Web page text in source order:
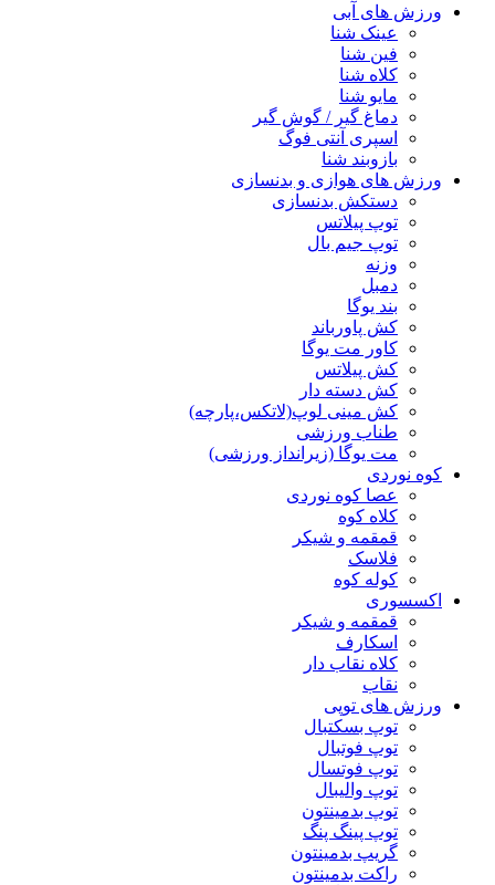
ورزش های آبی
عینک شنا
فین شنا
کلاه شنا
مایو شنا
دماغ گیر / گوش گیر
اسپری آنتی فوگ
بازوبند شنا
ورزش های هوازی و بدنسازی
دستکش بدنسازی
توپ پیلاتس
توپ جیم بال
وزنه
دمبل
بند یوگا
کش پاورباند
کاور مت یوگا
کش پیلاتس
کش دسته دار
کش مینی لوپ(لاتکس،پارچه)
طناب ورزشی
مت یوگا (زیرانداز ورزشی)
کوه نوردی
عصا کوه نوردی
کلاه کوه
قمقمه و شیکر
فلاسک
کوله کوه
اکسسوری
قمقمه و شیکر
اسکارف
کلاه نقاب دار
نقاب
ورزش های توپی
توپ بسکتبال
توپ فوتبال
توپ فوتسال
توپ والیبال
توپ بدمینتون
توپ پینگ پنگ
گریپ بدمینتون
راکت بدمینتون